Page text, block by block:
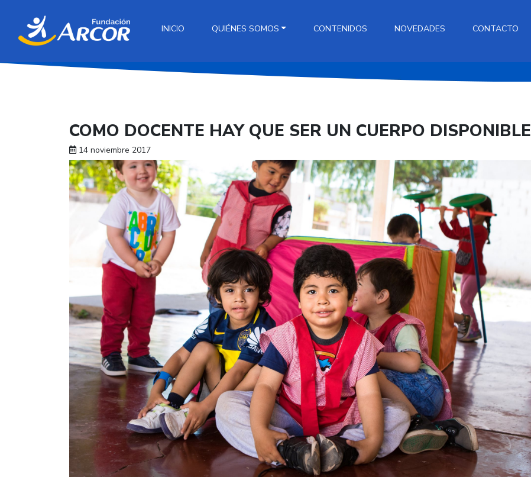
INICIO QUIÉNES SOMOS CONTENIDOS NOVEDADES CONTACTO
COMO DOCENTE HAY QUE SER UN CUERPO DISPONIBLE
14 noviembre 2017